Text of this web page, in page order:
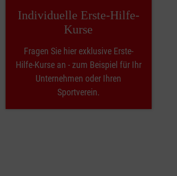
Individuelle Erste-Hilfe-
Kurse
Fragen Sie hier exklusive Erste-
Hilfe-Kurse an - zum Beispiel für Ihr
Unternehmen oder Ihren
Sportverein.